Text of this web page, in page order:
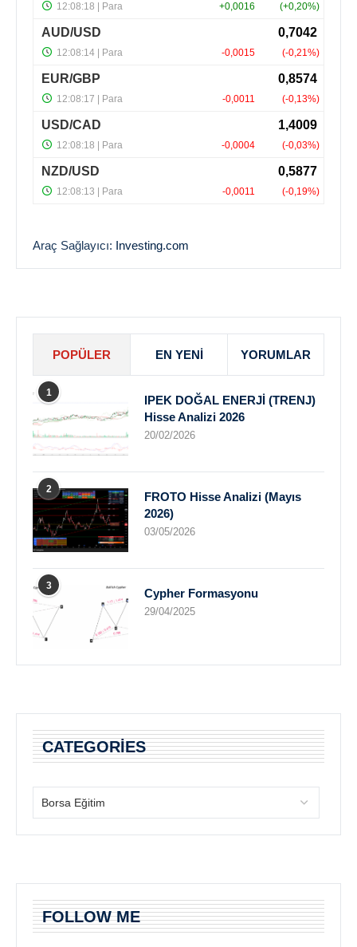
Araç Sağlayıcı: Investing.com
POPÜLER EN YENI YORUMLAR
1
IPEK DOĞAL ENERJİ (TRENJ)
Hisse Analizi 2026
20/02/2026
2
FROTO Hisse Analizi (Mayıs
2026)
03/05/2026
3
Cypher Formasyonu
29/04/2025
CATEGORIES
FOLLOW ME